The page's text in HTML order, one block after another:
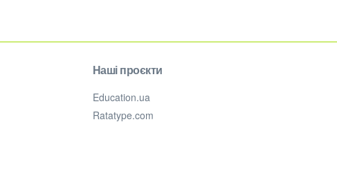
Наші проєкти
Education.ua
Ratatype.com